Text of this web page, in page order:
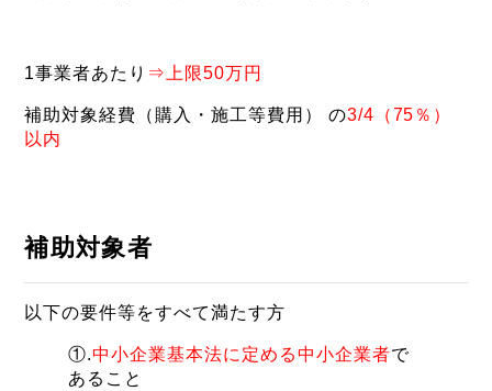
1事業者あたり ⇒上限50万円
補助対象経費（購入・施工等費用） の3/4（75％）
以内
補助対象者
以下の要件等をすべて満たす方
①.中小企業基本法に定める中小企業者で
あること